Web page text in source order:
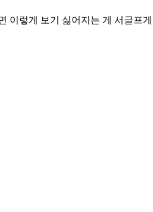
렇게 보기 싫어지는 게 서글프